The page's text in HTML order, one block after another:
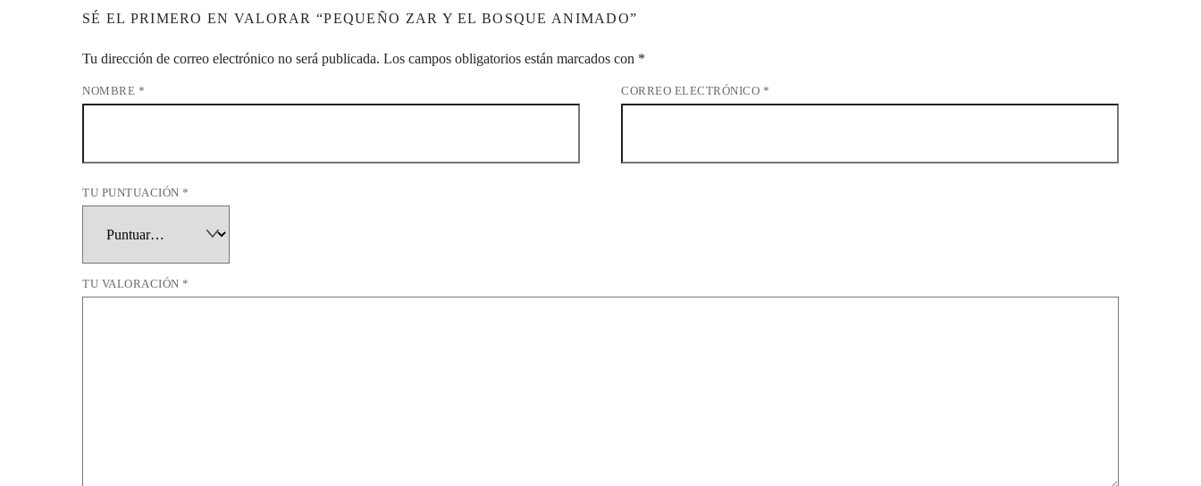
SÉ EL PRIMERO EN VALORAR “PEQUEÑO ZAR Y EL BOSQUE ANIMADO”
Tu dirección de correo electrónico no será publicada. Los campos obligatorios están marcados con *
NOMBRE * CORREO ELECTRÓNICO *
TU PUNTUACIÓN*
TU VALORACIÓN*